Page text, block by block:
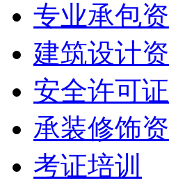
专业承包
建筑设计
安全许可证
承装修饰
考证培训